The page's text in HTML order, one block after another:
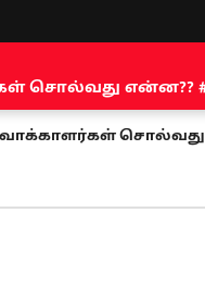
சொல்வது என்ன??
வாக்காளர்கள் சொல்வது